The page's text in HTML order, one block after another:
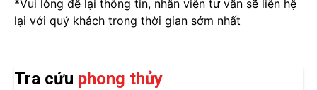
*Vui lòng để lại thông tin, nhân viên tư vấn sẽ liên hệ
lại với quý khách trong thời gian sớm nhất
Tra cứu phong thủy